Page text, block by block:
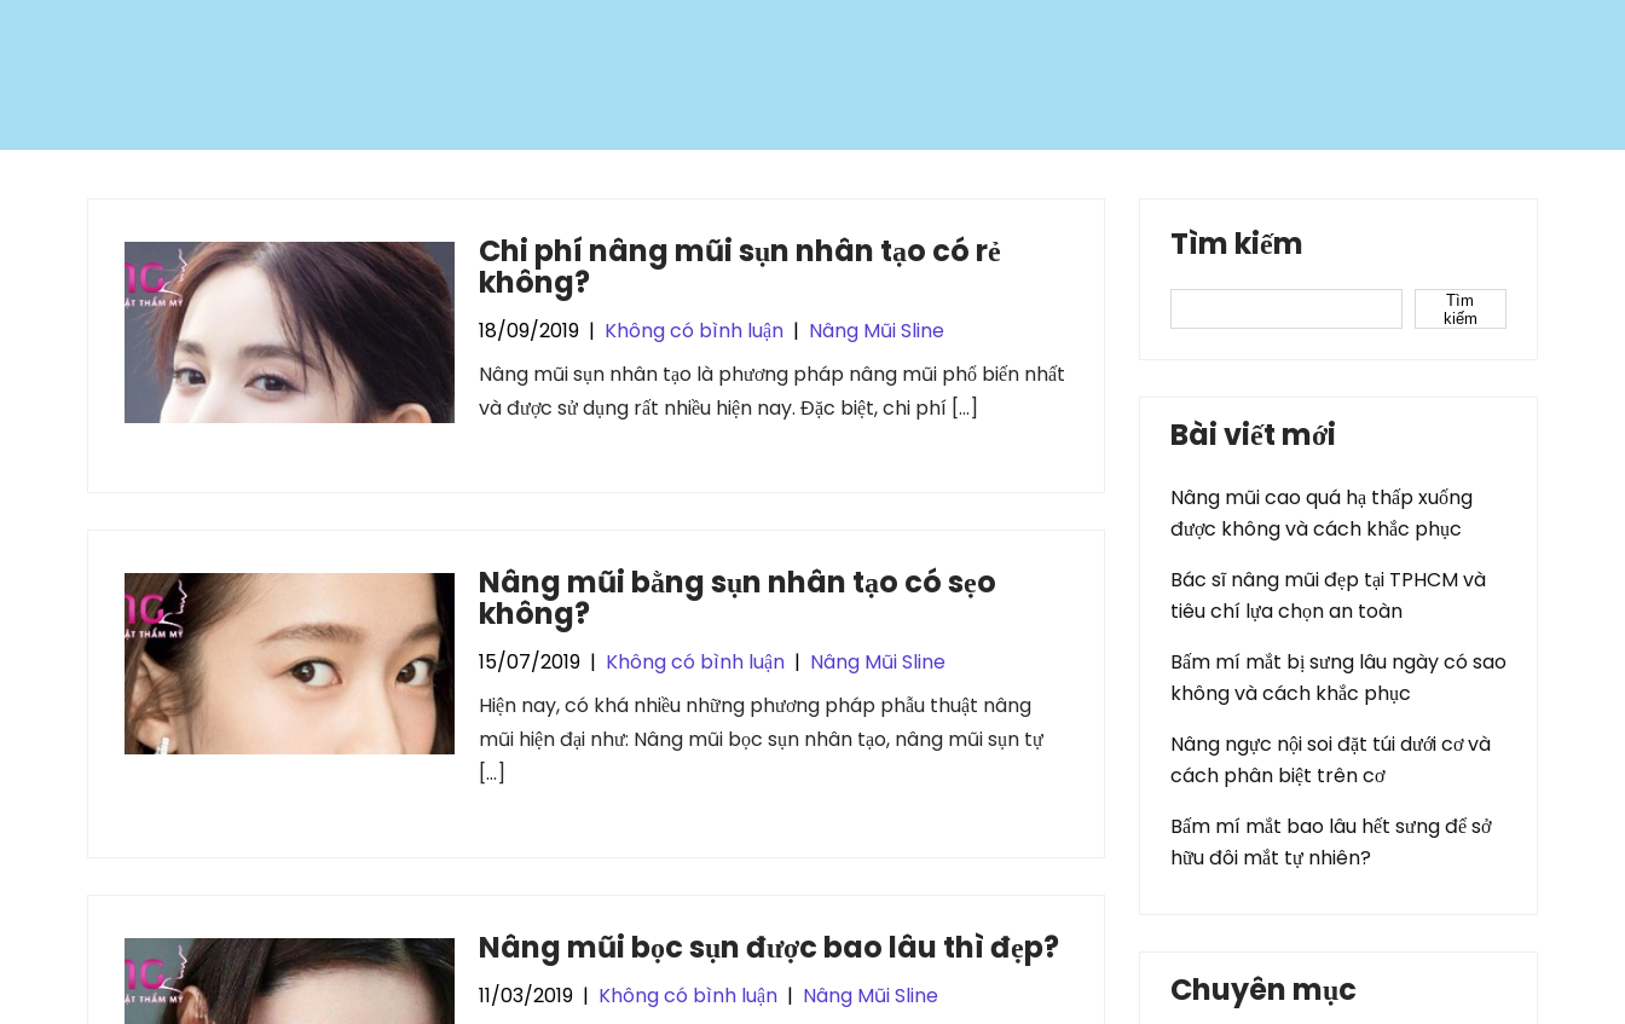
Chi phí nâng mũi sụn nhân tạo có rẻ
không?
18/09/2019 | Không có bình luận | Nâng Mũi Sline
Nâng mũi sụn nhân tạo là phương pháp nâng mũi phổ biến nhất
và được sử dụng rất nhiều hiện nay. Đặc biệt, chi phí […]
Nâng mũi bằng sụn nhân tạo có sẹo
không?
15/07/2019 | Không có bình luận | Nâng Mũi Sline
Hiện nay, có khá nhiều những phương pháp phẫu thuật nâng
mũi hiện đại như: Nâng mũi bọc sụn nhân tạo, nâng mũi sụn tự
[…]
Nâng mũi bọc sụn được bao lâu thì đẹp?
11/03/2019 | Không có bình luận | Nâng Mũi Sline
Tìm kiếm
Tìm
kiếm
Bài viết mới
Nâng mũi cao quá hạ thấp xuống
được không và cách khắc phục
Bác sĩ nâng mũi đẹp tại TPHCM và
tiêu chí lựa chọn an toàn
Bấm mí mắt bị sưng lâu ngày có sao
không và cách khắc phục
Nâng ngực nội soi đặt túi dưới cơ và
cách phân biệt trên cơ
Bấm mí mắt bao lâu hết sưng để sở
hữu đôi mắt tự nhiên?
Chuyên mục